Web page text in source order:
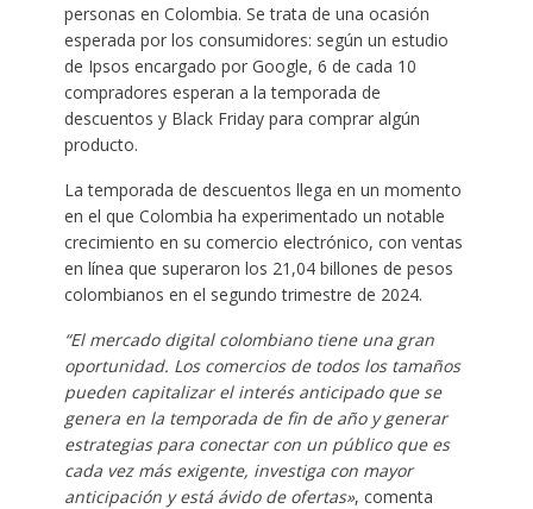
personas en Colombia. Se trata de una ocasión
esperada por los consumidores: según un estudio
de Ipsos encargado por Google, 6 de cada 10
compradores esperan a la temporada de
descuentos y Black Friday para comprar algún
producto.
La temporada de descuentos llega en un momento
en el que Colombia ha experimentado un notable
crecimiento en su comercio electrónico, con ventas
en línea que superaron los 21,04 billones de pesos
colombianos en el segundo trimestre de 2024.
“El mercado digital colombiano tiene una gran
oportunidad. Los comercios de todos los tamaños
pueden capitalizar el interés anticipado que se
genera en la temporada de fin de año y generar
estrategias para conectar con un público que es
cada vez más exigente, investiga con mayor
anticipación y está ávido de ofertas», comenta